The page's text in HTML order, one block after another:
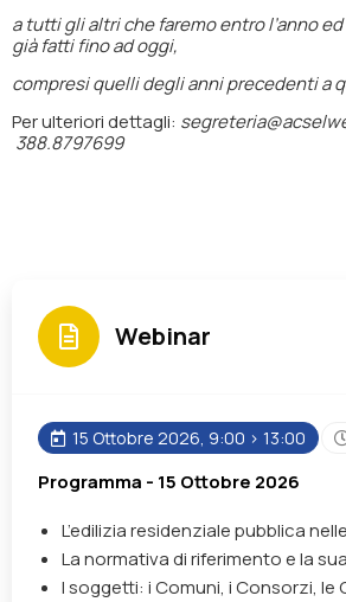
a tutti gli altri che faremo entro l’anno
già fatti fino ad oggi,
compresi quelli degli anni precedenti a
Per ulteriori dettagli:
388.8797699
Webinar
15 Ottobre 2026, 9:00 > 13:00
Programma - 15 Ottobre 2026
L’edilizia residenziale pubblica
Lanormativa di riferimentoe la
I soggetti: i Comuni, i Consorzi, le